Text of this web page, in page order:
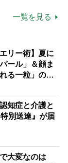
一覧を見る
リー術】夏に
ール」＆顔ま
る一粒」の使
知症と介護と
別送達』が届
大変なのは